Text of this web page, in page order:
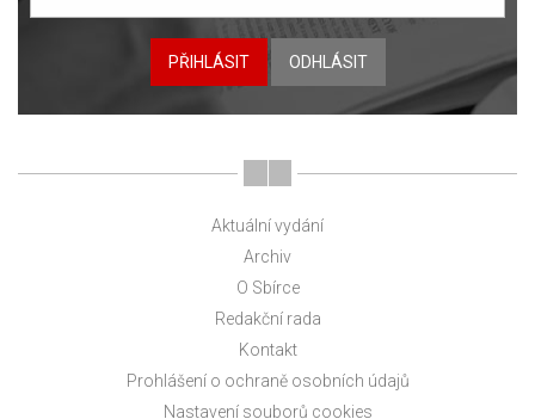
PŘIHLÁSIT ODHLÁSIT
Aktuální vydání
Archiv
O Sbírce
Redakční rada
Kontakt
Prohlášení o ochraně osobních údajů
Nastavení souborů cookies